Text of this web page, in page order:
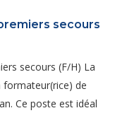
secours
secours (F/H) La
formateur(rice) de
Ce poste est idéal